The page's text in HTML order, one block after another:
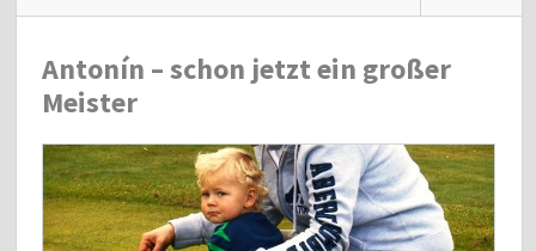
Antonín – schon jetzt ein großer
Meister